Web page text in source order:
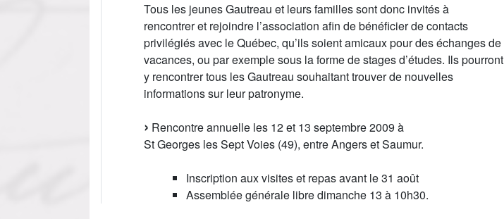
Tous les jeunes Gautreau et leurs familles sont donc invités à
rencontrer et rejoindre l’association afin de bénéficier de contacts
privilégiés avec le Québec, qu’ils soient amicaux pour des échanges de
vacances, ou par exemple sous la forme de stages d’études. Ils pourront
y rencontrer tous les Gautreau souhaitant trouver de nouvelles
informations sur leur patronyme.
Rencontre annuelle les 12 et 13 septembre 2009 à
St Georges les Sept Voies (49), entre Angers et Saumur.
Inscription aux visites et repas avant le 31 août
Assemblée générale libre dimanche 13 à 10h30.